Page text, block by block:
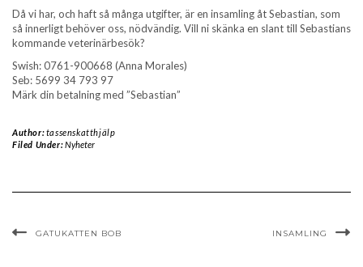
Då vi har, och haft så många utgifter, är en insamling åt Sebastian, som
så innerligt behöver oss, nödvändig. Vill ni skänka en slant till Sebastians
kommande veterinärbesök?
Swish: 0761-900668 (Anna Morales)
Seb: 5699 34 793 97
Märk din betalning med ”Sebastian”
Author:tassenskatthjälp
Filed Under:Nyheter
GATUKATTEN BOB INSAMLING